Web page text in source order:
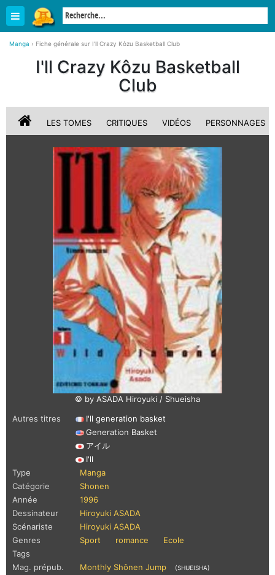
Manga › Fiche générale sur I'll Crazy Kôzu Basketball Club
I'll Crazy Kôzu Basketball
Club
LES TOMES CRITIQUES VIDÉOS PERSONNAGES
© by ASADA Hiroyuki / Shueisha
Autres titres
I'll generation basket
Generation Basket
アイル
I'll
Type
Manga
Catégorie
Shonen
Année
1996
Dessinateur
Hiroyuki ASADA
Scénariste
Hiroyuki ASADA
Genres
Sport romance
Ecole
Tags
Mag. prépub.
Monthly Shônen Jump (SHUEISHA)